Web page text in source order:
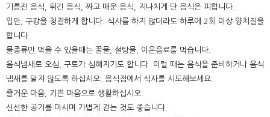
기름진 음식, 튀긴 음식, 짜고 매운 음식, 지나치게 단 음식은 피합니다.
입안, 구강을 청결하게 합니다. 식사를 하지 않더라도 하루에 2회 이상 양치질을
합니다.
물종류만 먹을 수 있을때는 꿀물, 설탕물, 이온음료를 먹습니다.
음식냄새로 오심, 구토가 심해지기도 합니다. 이럴 때는 음식을 준비하거나 음식
냄새를 맡지 않도록 하십시오. 음식점에서 식사를 시도해보세요.
즐거운 마음, 기쁜 마음으로 생활하십시오.
신선한 공기를 마시며 가볍게 걷는 것도 좋습니다.